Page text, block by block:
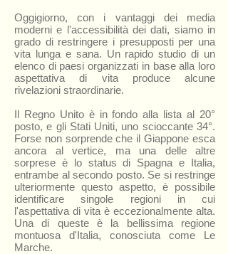
Oggigiorno, con i vantaggi dei media
moderni e l'accessibilità dei dati, siamo in
grado di restringere i presupposti per una
vita lunga e sana. Un rapido studio di un
elenco di paesi organizzati in base alla loro
aspettativa di vita produce alcune
rivelazioni straordinarie.
Il Regno Unito è in fondo alla lista al 20°
posto, e gli Stati Uniti, uno scioccante 34°.
Forse non sorprende che il Giappone esca
ancora al vertice, ma una delle altre
sorprese è lo status di Spagna e Italia,
entrambe al secondo posto. Se si restringe
ulteriormente questo aspetto, è possibile
identificare singole regioni in cui
l'aspettativa di vita è eccezionalmente alta.
Una di queste è la bellissima regione
montuosa d'Italia, conosciuta come Le
Marche.